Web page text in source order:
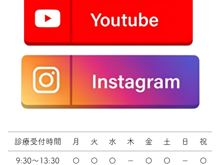
診療受付時間 月 火 水 木 金 土 日 祝
9:30～13:30 〇 〇 〇 － 〇 〇 － 〇